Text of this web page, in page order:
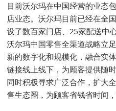
目前沃尔玛在中国经营的业态
店业态。沃尔玛目前已经在全
设了数百家门店、25家配送中
沃尔玛中国零售全渠道战略立
新的数字化和规模化，融合实
链接线上线下，为顾客提供随
同时积极寻求广泛合作，扩大
售生态圈，为顾客省钱省时间